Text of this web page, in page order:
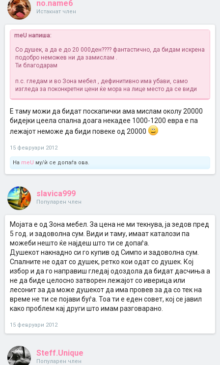
no.name6
Истакнат член
meU напиша:
Со душек, а да е до 20 000ден???? фантастично, да бидам искрена
подобро неможев ни да замислам .
Ти благодарам
п.с. гледам и во Зона мебел , дефинитивно има убави, само
изгледа за поконкретни цени ќе мора на лице место да се види
Е таму можи да бидат поскапички ама мислам околу 20000
бидејки цеела спална доага некадее 1000-1200 евра е па
лежајот неможе да биди повеке од 20000
15 февруари 2012
На meU му/ѝ се допаѓа ова.
slavica999
Популарен член
Мојата е од Зона мебел. За цена не ми текнува, ја зедов пред
5 год. и задоволна сум. Види и таму, имаат каталози па
можеби нешто ќе најдеш што ти се допаѓа.
Душекот накнадно си го купив од Симпо и задоволна сум.
Спалните не одат со душек, ретко кои одат со душек. Кој
избор и да го направиш гледај одоздола да бидат дасчиња а
не да биде целосно затворен лежајот со иверица или
лесонит за да може душекот да има провев за да со тек на
време не ти се појави буѓа. Тоа ти е еден совет, кој се јавил
како проблем кај други што имам разговарано.
15 февруари 2012
Steff.Unique
Популарен член